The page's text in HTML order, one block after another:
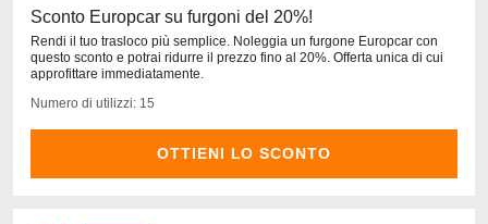
Sconto Europcar su furgoni del 20%!
Rendi il tuo trasloco più semplice. Noleggia un furgone Europcar con
questo sconto e potrai ridurre il prezzo fino al 20%. Offerta unica di cui
approfittare immediatamente.
Numero di utilizzi: 15
OTTIENI LO SCONTO